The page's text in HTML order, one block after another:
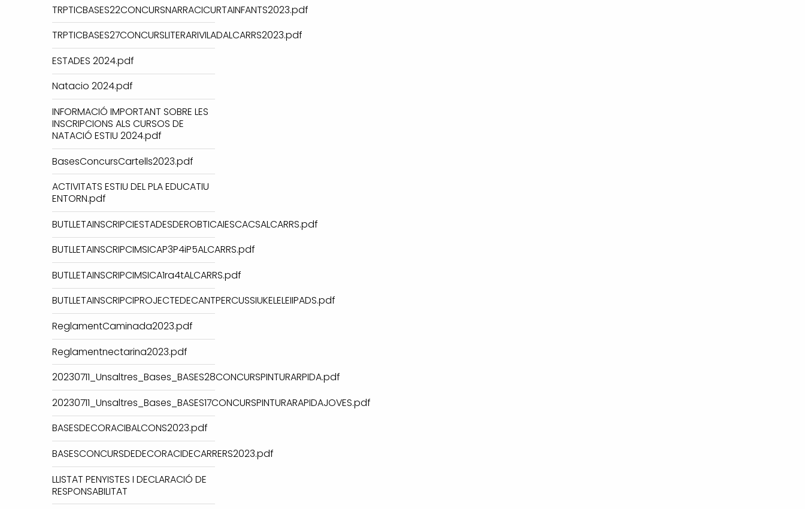
TRPTICBASES22CONCURSNARRACICURTAINFANTS2023.pdf
TRPTICBASES27CONCURSLITERARIVILADALCARRS2023.pdf
ESTADES 2024.pdf
Natacio 2024.pdf
INFORMACIÓ IMPORTANT SOBRE LES
INSCRIPCIONS ALS CURSOS DE
NATACIÓ ESTIU 2024.pdf
BasesConcursCartells2023.pdf
ACTIVITATS ESTIU DEL PLA EDUCATIU
ENTORN.pdf
BUTLLETAINSCRIPCIESTADESDEROBTICAIESCACSALCARRS.pdf
BUTLLETAINSCRIPCIMSICAP3P4iP5ALCARRS.pdf
BUTLLETAINSCRIPCIMSICA1ra4tALCARRS.pdf
BUTLLETAINSCRIPCIPROJECTEDECANTPERCUSSIUKELELEIIPADS.pdf
ReglamentCaminada2023.pdf
Reglamentnectarina2023.pdf
20230711_Unsaltres_Bases_BASES28CONCURSPINTURARPIDA.pdf
20230711_Unsaltres_Bases_BASES17CONCURSPINTURARAPIDAJOVES.pdf
BASESDECORACIBALCONS2023.pdf
BASESCONCURSDEDECORACIDECARRERS2023.pdf
LLISTAT PENYISTES I DECLARACIÓ DE
RESPONSABILITAT